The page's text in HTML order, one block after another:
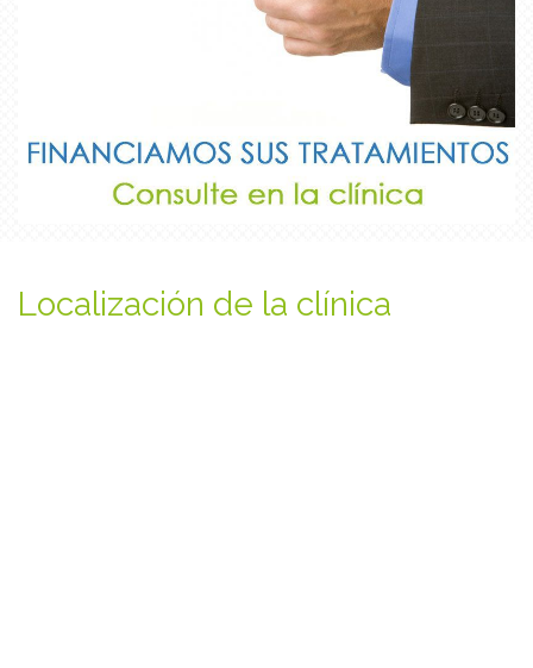
Localización de la clínica